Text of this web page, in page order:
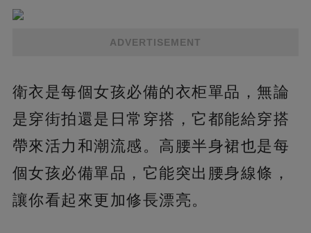
ADVERTISEMENT
衛衣是每個女孩必備的衣柜單品，無論
是穿街拍還是日常穿搭，它都能給穿搭
帶來活力和潮流感。高腰半身裙也是每
個女孩必備單品，它能突出腰身線條，
讓你看起來更加修長漂亮。